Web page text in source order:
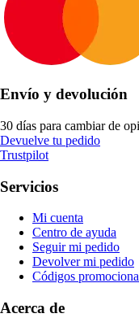
Envío y devolución
30 días para cambiar de
Devuelve tu pedido
Trustpilot
Servicios
Mi cuenta
Centro de ayuda
Seguir mi pedido
Devolver mi pedido
Códigos
Acerca de